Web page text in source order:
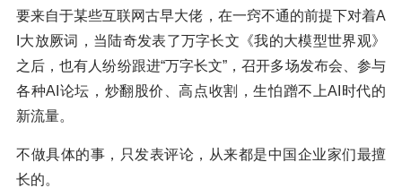
要来自于某些互联网古早大佬，在一窍不通的前提下对着A
I大放厥词，当陆奇发表了万字长文《我的大模型世界观》
之后，也有人纷纷跟进“万字长文”，召开多场发布会、参与
各种AI论坛，炒翻股价、高点收割，生怕蹭不上AI时代的
新流量。
不做具体的事，只发表评论，从来都是中国企业家们最擅
长的。